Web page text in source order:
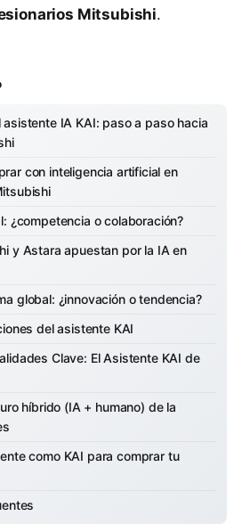
Mitsubishi.
asistente IA KAI: paso a paso hacia
con inteligencia artificial en
¿competencia o colaboración?
y Astara apuestan por la IA en
global: ¿innovación o tendencia?
del asistente KAI
Clave: El Asistente KAI de
híbrido (IA + humano) de la
como KAI para comprar tu